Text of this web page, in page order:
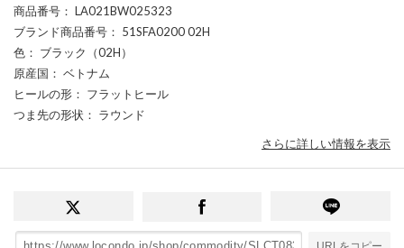
商品番号 ： LA021BW025323
ブランド商品番号 ： 51SFA0200 02H
色 ： ブラック（02H）
原産国 ： ベトナム
ヒールの形 ： フラットヒール
つま先の形状 ： ラウンド
さらに詳しい情報を表示